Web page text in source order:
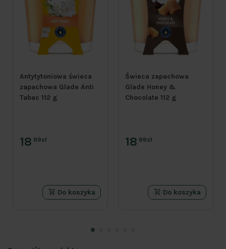
Antytytoniowa świeca
zapachowa Glade Anti
Tabac 112 g
18 99zł
Do koszyka
Świeca zapachowa
Glade Honey &
Chocolate 112 g
18 99zł
Do koszyka